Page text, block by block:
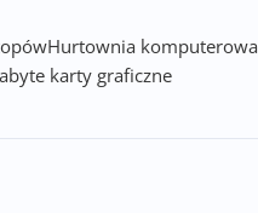
Hurtownia komputerowa
karty graficzne